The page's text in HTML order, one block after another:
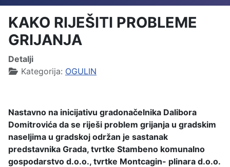
KAKO RIJEŠITI PROBLEME
GRIJANJA
Detalji
Kategorija: OGULIN
Nastavno na inicijativu gradonačelnika Dalibora
Domitrovića da se riješi problem grijanja u gradskim
naseljima u gradskoj održan je sastanak
predstavnika Grada, tvrtke Stambeno komunalno
gospodarstvo d.o.o., tvrtke Montcagin- plinara d.o.o.